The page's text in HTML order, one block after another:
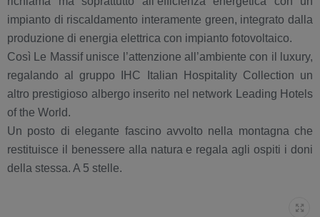
impianto di riscaldamento interamente green, integrato dalla
produzione di energia elettrica con impianto fotovoltaico.
Così Le Massif unisce l’attenzione all’ambiente con il luxury,
regalando al gruppo IHC Italian Hospitality Collection un
altro prestigioso albergo inserito nel network Leading Hotels
of the World.
Un posto di elegante fascino avvolto nella montagna che
restituisce il benessere alla natura e regala agli ospiti i doni
della stessa. A 5 stelle.